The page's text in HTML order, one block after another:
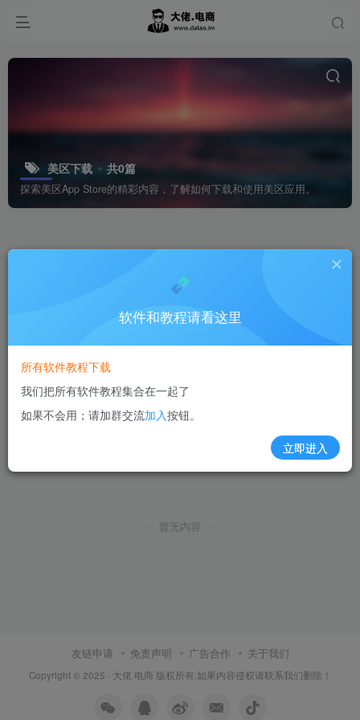
美区下载 共0篇
探索美区App Store的精彩内容，了解如何下载和使用美区应用。
暂无内容
友链申请 免责声明 广告合作 关于我们
Copyright © 2025 · 大佬.电商 版权所有,如果内容侵权请联系我们删除！
软件和教程请看这里
所有软件教程下载
我们把所有软件教程集合在一起了
如果不会用；请加群交流加入按钮。
立即进入